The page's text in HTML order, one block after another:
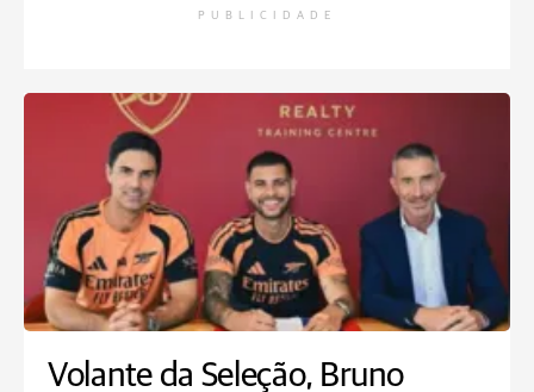
PUBLICIDADE
Volante da Seleção, Bruno